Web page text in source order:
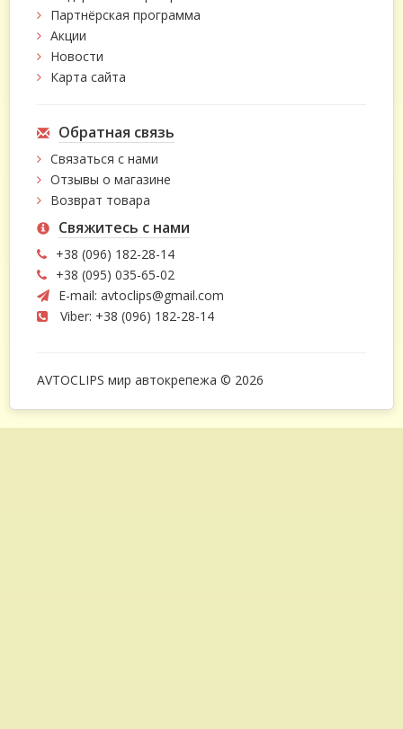
Партнёрская программа
Акции
Новости
Карта сайта
Обратная связь
Связаться с нами
Отзывы о магазине
Возврат товара
Свяжитесь с нами
+38 (096) 182-28-14
+38 (095) 035-65-02
E-mail: avtoclips@gmail.com
Viber: +38 (096) 182-28-14
AVTOCLIPS мир автокрепежа © 2026